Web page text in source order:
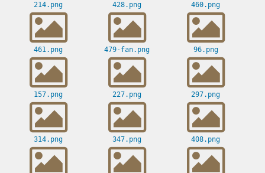
214.png 428.png 460.png
461.png 479-fan.png 96.png
157.png 227.png 297.png
314.png 347.png 408.png